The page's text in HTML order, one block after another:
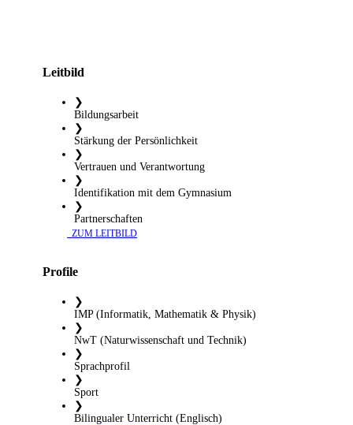
Leitbild
❯
Bildungsarbeit
❯
Stärkung der Persönlichkeit
❯
Vertrauen und Verantwortung
❯
Identifikation mit dem Gymnasium
❯
Partnerschaften
​ ZUM LEITBILD
Profile
❯
IMP (Informatik, Mathematik & Physik)
❯
NwT (Naturwissenschaft und Technik)
❯
Sprachprofil
❯
Sport
❯
Bilingualer Unterricht (Englisch)